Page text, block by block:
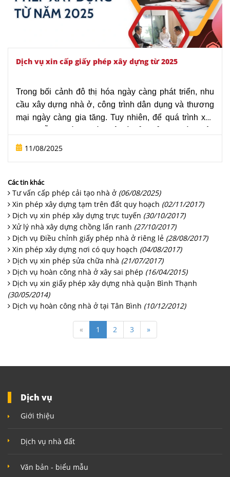
Dịch vụ xin cấp giấy phép xây dựng từ 2025
Trong bối cảnh đô thị hóa ngày càng phát triển, nhu
cầu xây dựng nhà ở, công trình dân dụng và thương
mại ngày càng gia tăng. Tuy nhiên, để quá trình xây
xin cấp giấy phép xây dựng là bước bắt buộc và cực
pháp lý liên quan đến vấn đề này. Bài viết dưới đây sẽ
cung cấp thông tin tư vấn mới nhất về thủ tục xin cấp
giấy phép xây dựng, giúp bạn hiểu rõ quy trình, chuẩn
bị hồ sơ đúng cách và tránh những rủi ro không đáng
11/08/2025
Các tin khác
Tư vấn cấp phép cải tạo nhà ở (06/08/2025)
Xin phép xây dựng tạm trên đất quy hoạch (02/11/2017)
Dịch vụ xin phép xây dựng trực tuyến (30/10/2017)
Xử lý nhà xây dựng chồng lấn ranh (27/10/2017)
Dịch vụ Điều chỉnh giấy phép nhà ở riêng lẻ (28/08/2017)
Xin phép xây dựng nơi có quy hoạch (04/08/2017)
Dịch vụ xin phép sửa chữa nhà (21/07/2017)
Dịch vụ hoàn công nhà ở xây sai phép (16/04/2015)
Dịch vụ xin giấy phép xây dựng nhà quận Bình Thạnh
(30/05/2014)
Dịch vụ hoàn công nhà ở tại Tân Bình (10/12/2012)
« 1 2 3 »
Dịch vụ
Giới thiệu
Dịch vụ nhà đất
Văn bản - biểu mẫu